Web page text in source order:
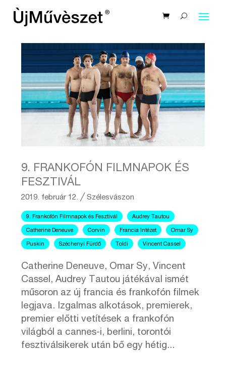
9. FRANKOFÓN FILMNAPOK ÉS
FESZTIVÁL
2019. február 12. ╱Szélesvászon
9. Frankofón Filmnapok és Fesztivál Audrey Tautou
Catherine Deneuve Corvin Francia Intézet Omar Sy
Puskin Széchenyi Fürdő Toldi Vincent Cassel
Catherine Deneuve, Omar Sy, Vincent
Cassel, Audrey Tautou játékával ismét
műsoron az új francia és frankofón filmek
legjava. Izgalmas alkotások, premierek,
premier előtti vetítések a frankofón
világból a cannes-i, berlini, torontói
fesztiválsikerek után bő egy hétig...